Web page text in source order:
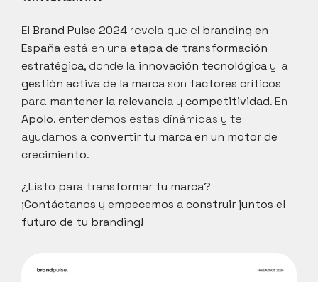
El Brand Pulse 2024 revela que el branding en
España está en una etapa de transformación
estratégica, donde la innovación tecnológica
gestión activa de la marca son factores críticos
para mantener la relevancia y competitividad
Apolo, entendemos estas dinámicas y te
ayudamos a convertir tu marca en un motor de
crecimiento.
¿Listo para transformar tu marca?
¡Contáctanos y empecemos a construir juntos el
futuro de tu branding!